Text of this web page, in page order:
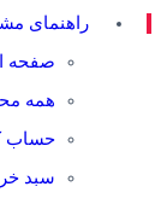
راهنمای
صفحه
همه
حساب
سبد